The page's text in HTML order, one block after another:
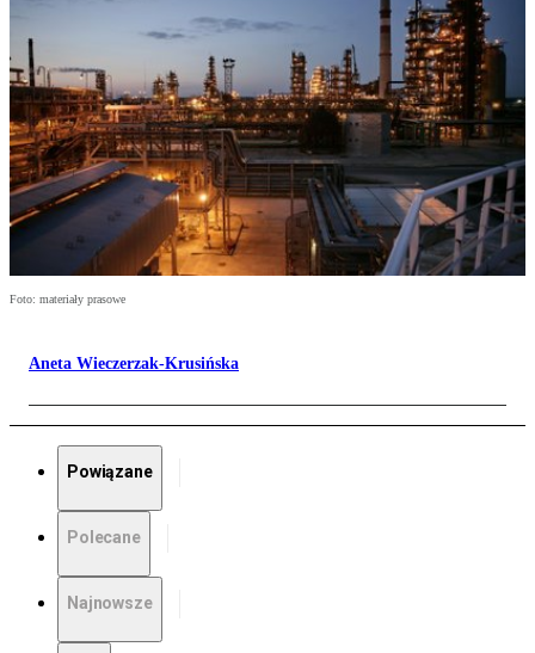
Foto: materiały prasowe
Aneta Wieczerzak-Krusińska
Powiązane
Polecane
Najnowsze